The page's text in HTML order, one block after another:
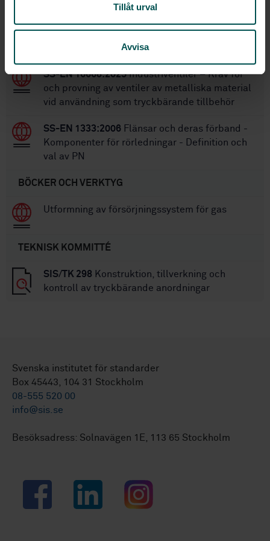
Tillåt urval
Avvisa
rördelar av PE för gasdistribution – Del 1:
SS-EN 16668:2025Industriventiler – Krav för
och provning av ventiler av metalliska material
vid användning som tryckbärande tillbehör
SS-EN 1333:2006 Flänsar och deras förband -
Komponenter för rörledningar - Definition och
val av PN
BÖCKER OCH VERKTYG
Utformning av försörjningssystem för gas
TEKNISK KOMMITTÉ
SIS/TK 298 Konstruktion, tillverkning och
kontroll av tryckbärande anordningar
Svenska institutet för standarder
Box 45443, 104 31 Stockholm
08-555 520 00
info@sis.se
Besöksadress: Solnavägen 1E, 113 65 Stockholm
Facebook LinkedIn Instagram